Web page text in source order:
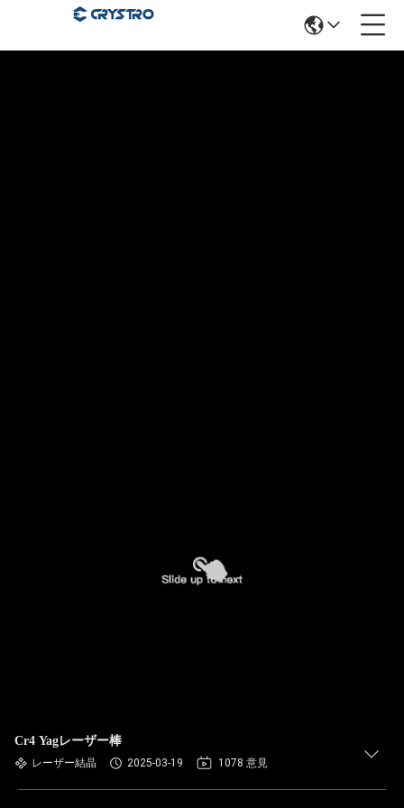
Cr4 Yagレーザー棒
レーザー結晶 2025-03-19 1078 意見